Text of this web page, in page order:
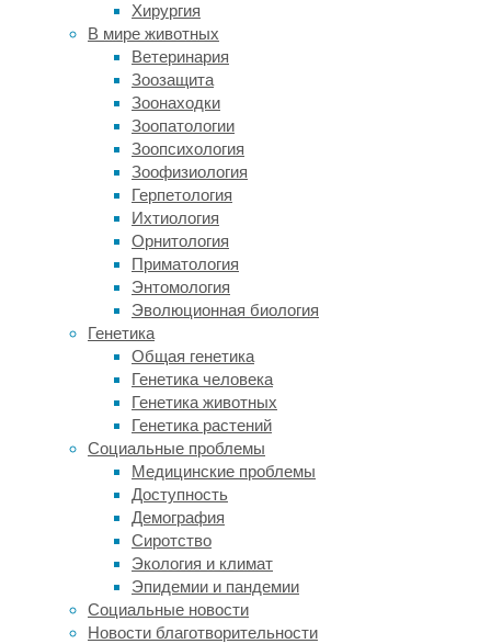
Хирургия
В мире животных
Ветеринария
Зоозащита
Зоонаходки
Зоопатологии
Зоопсихология
Зоофизиология
Герпетология
Ихтиология
Орнитология
Приматология
Энтомология
Эволюционная биология
Генетика
Общая генетика
Генетика человека
Генетика животных
Генетика растений
Социальные проблемы
Медицинские проблемы
Доступность
Демография
Сиротство
Экология и климат
Эпидемии и пандемии
Социальные новости
Новости благотворительности
движение
глаз,
даже
дыхание
обеспечивается
аппаратом
искусственной
вентиляции
лёгких.
Команда,
возглавляемая
Ником
Рамзи,
имплантировала
НВ
мозг
два
электродных
чипа,
сигналы
которых
идут
имплант
на